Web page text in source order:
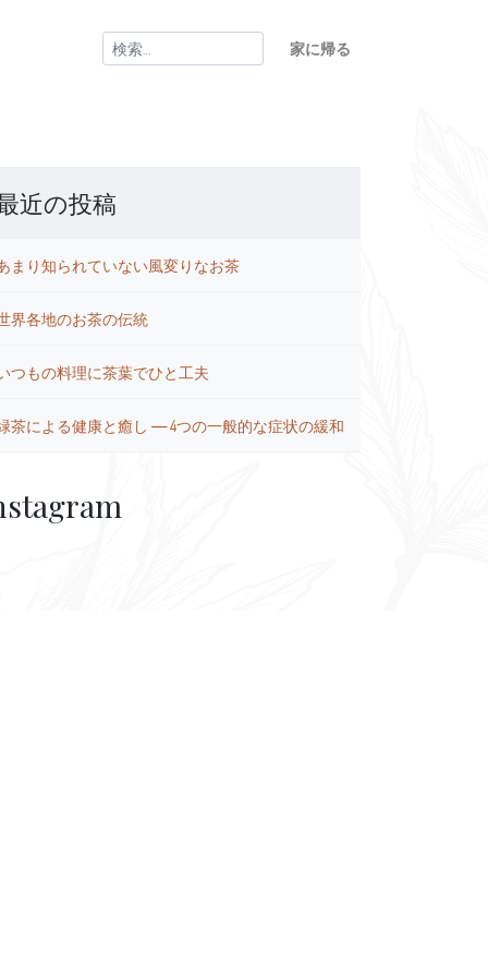
検
索:
家に帰る
近の投稿
まり知られていない風変りなお茶
界各地のお茶の伝統
つもの料理に茶葉でひと工夫
茶による健康と癒し ― 4つの一般的な症状の緩和